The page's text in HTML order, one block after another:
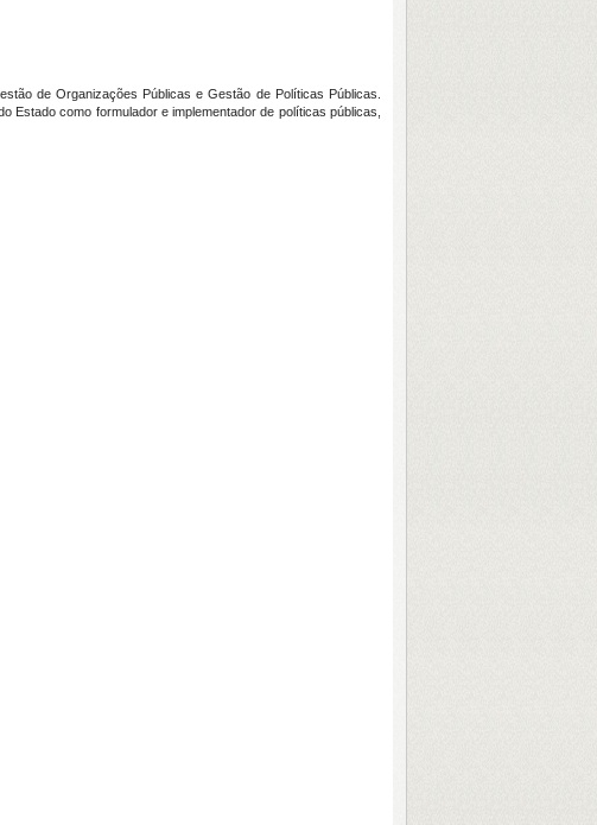
de Organizações Públicas e Gestão de Políticas Públicas.
como formulador e implementador de políticas públicas,